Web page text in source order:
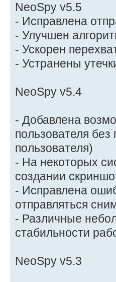
NeoSpy v5.5
- Исправлена
- Улучшен
- Ускорен
- Устранены
NeoSpy v5.4
- Добавлена
пользователя
пользователя)
- На некоторых
создании
- Исправлена
отправляться
- Различные
стабильности
NeoSpy v5.3